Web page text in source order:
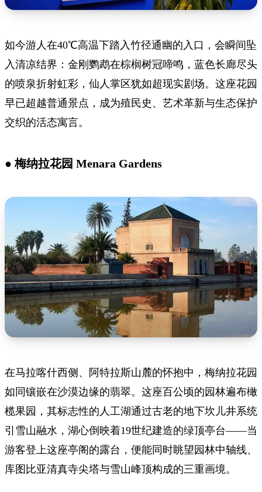
如今游人在40℃高温下踏入竹径通幽的入口，会瞬间坠
入清凉结界：金刚鹦鹉在棕榈树冠啼鸣，蓝色长廊尽头
的喷泉折射虹彩，仙人掌区犹如超现实剧场。这座花园
早已超越普通景点，成为殖民史、艺术革新与生态保护
交织的活态寓言。
● 梅纳拉花园 Menara Gardens
在马拉喀什西侧、阿特拉斯山麓的怀抱中，梅纳拉花园
如同镶嵌在沙漠边缘的翡翠。这座百公顷的园林遍布橄
榄果园，其标志性的人工湖通过古老的地下坎儿井系统
引雪山融水，湖心倒映着19世纪建造的绿顶亭台——当
游客登上这座亭阁的露台，便能同时眺望园林中轴线、
库图比亚清真寺尖塔与雪山峰顶构成的三重画境。